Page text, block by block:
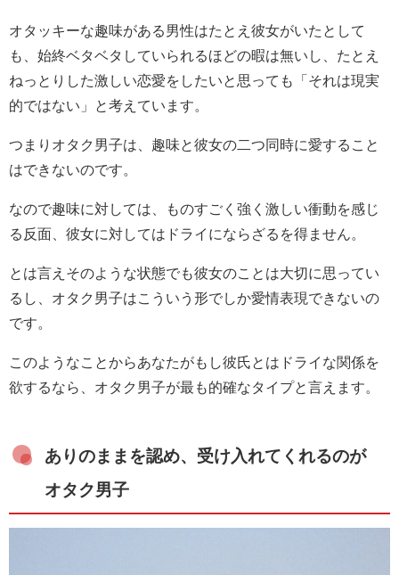
オタッキーな趣味がある男性はたとえ彼女がいたとして
も、始終ベタベタしていられるほどの暇は無いし、たとえ
ねっとりした激しい恋愛をしたいと思っても「それは現実
的ではない」と考えています。
つまりオタク男子は、趣味と彼女の二つ同時に愛すること
はできないのです。
なので趣味に対しては、ものすごく強く激しい衝動を感じ
る反面、彼女に対してはドライにならざるを得ません。
とは言えそのような状態でも彼女のことは大切に思ってい
るし、オタク男子はこういう形でしか愛情表現できないの
です。
このようなことからあなたがもし彼氏とはドライな関係を
欲するなら、オタク男子が最も的確なタイプと言えます。
ありのままを認め、受け入れてくれるのが
オタク男子